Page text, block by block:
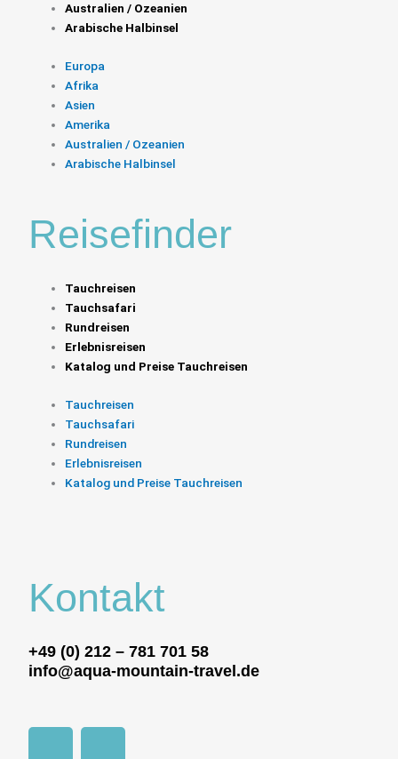
Australien / Ozeanien
Arabische Halbinsel
Europa
Afrika
Asien
Amerika
Australien / Ozeanien
Arabische Halbinsel
Reisefinder
Tauchreisen
Tauchsafari
Rundreisen
Erlebnisreisen
Katalog und Preise Tauchreisen
Tauchreisen
Tauchsafari
Rundreisen
Erlebnisreisen
Katalog und Preise Tauchreisen
Kontakt
+49 (0) 212 – 781 701 58
info@aqua-mountain-travel.de